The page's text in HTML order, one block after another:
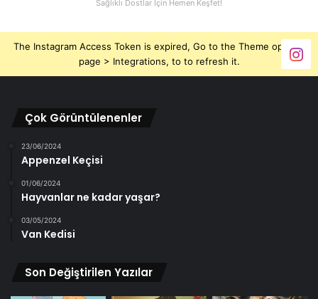
Sağlıklı Dostlar İçin Hemen Keşfet!
The Instagram Access Token is expired, Go to the Theme options
page > Integrations, to to refresh it.
Çok Görüntülenenler
23/06/2024
Appenzel Keçisi
01/06/2024
Hayvanlar ne kadar yaşar?
03/05/2024
Van Kedisi
Son Değiştirilen Yazılar